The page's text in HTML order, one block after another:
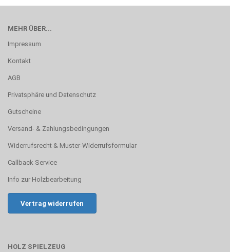
MEHR ÜBER...
Impressum
Kontakt
AGB
Privatsphäre und Datenschutz
Gutscheine
Versand- & Zahlungsbedingungen
Widerrufsrecht & Muster-Widerrufsformular
Callback Service
Info zur Holzbearbeitung
Vertrag widerrufen
HOLZ SPIELZEUG